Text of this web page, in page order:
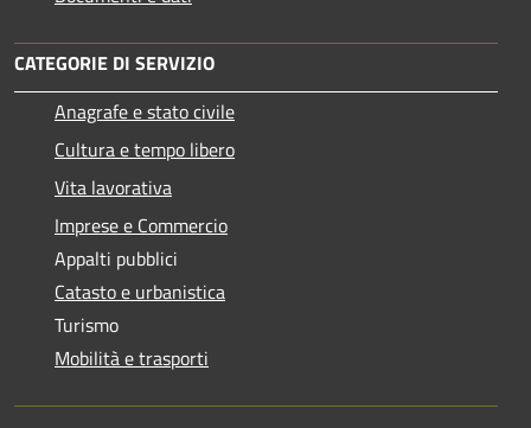
CATEGORIE DI SERVIZIO
Anagrafe e stato civile
Cultura e tempo libero
Vita lavorativa
Imprese e Commercio
Appalti pubblici
Catasto e urbanistica
Turismo
Mobilità e trasporti